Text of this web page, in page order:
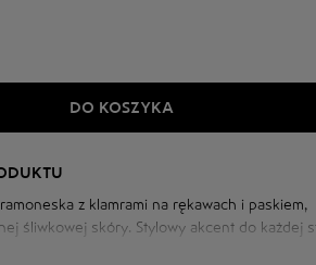
DO KOSZYKA
z klamrami na rękawach i paskiem,
śliwkowej skóry. Stylowy akcent do każdej